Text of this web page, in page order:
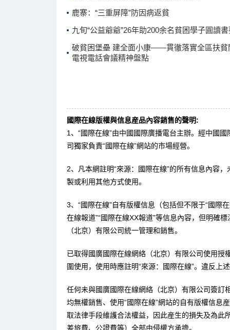
鹿寨：“三重屏障”防因病返貧
九旬“公益爺爺”26年助200余名貧困學子圓讀
破貧困堡壘 建全面小康——貫徹落實全區扶貧
電視電話會議精神盤點
國際在線版權與信息産品內容銷售的聲明:
1、“國際在線”由中國國際廣播電台主辦。經中國
司獨家負責“國際在線”網站的市場經營。
2、凡本網註明“來源：國際在線”的所有信息內容
製或利用其他方式使用。
3、“國際在線”自有版權信息（包括但不限于“國際
在線報道”“國際在線XX報道”等信息內容，但明確
（北京）有限公司統一管理和銷售。
已取得國廣國際在線網絡（北京）有限公司使用
圍使用，使用時應註明“來源：國際在線”。違反上
任何未與國廣國際在線網絡（北京）有限公司簽訂
均無權銷售、使用“國際在線”網站的自有版權信息
取法律手段維護合法權益，因此産生的損失及為此
差旅費、公證費等）全部由侵權方承擔。